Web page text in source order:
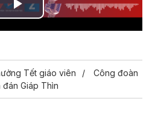
Play
Tết giáo viên
Công đoàn
Giáp Thìn